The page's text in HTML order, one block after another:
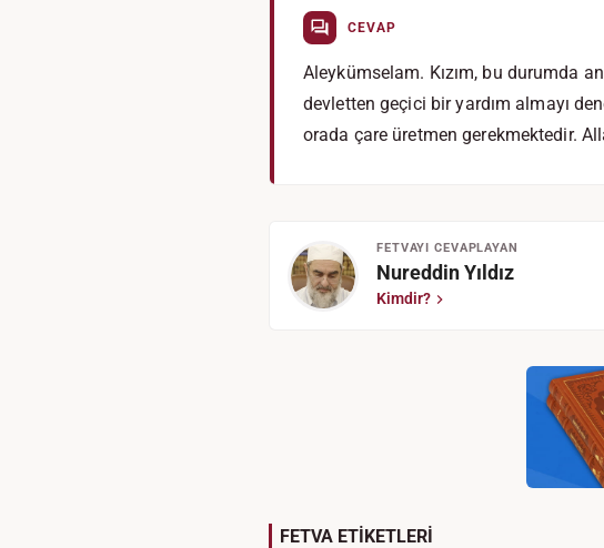
CEVAP
Aleykümselam. Kızım, bu durumda
devletten geçici bir yardım almayı
orada çare üretmen gerekmektedir.
FETVAYI CEVAPLAYAN
Nureddin Yıldız
Kimdir?
FETVA ETİKETLERİ